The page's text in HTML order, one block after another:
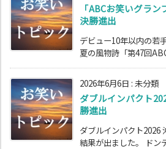
「ABCお笑いグラ
決勝進出
デビュー10年以内の若
夏の風物詩「第47回
2026年6月6日 : 未分類
ダブルインパクト
勝進出
ダブルインパクト2026
結果が出ました。 ドン